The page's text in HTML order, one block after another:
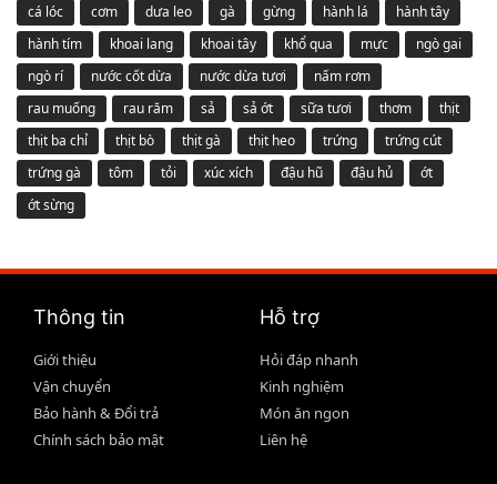
cá lóc
cơm dưa leo gà gừng hành lá
hành tây
hành tím
khoai lang khoai tây khổ qua mực
ngò gai
ngò rí
nước cốt dừa nước dừa tươi
nấm rơm
rau muống
rau răm sả sả ớt sữa tươi thơm
thịt
thịt ba chỉ
thịt bò thịt gà thịt heo trứng
trứng cút
trứng gà
tôm tỏi xúc xích đậu hũ đậu hủ
ớt
ớt sừng
Thông tin
Giới thiệu
Vận chuyển
Bảo hành & Đổi trả
Chính sách bảo mật
Hỗ trợ
Hỏi đáp nhanh
Kinh nghiệm
Món ăn ngon
Liên hệ